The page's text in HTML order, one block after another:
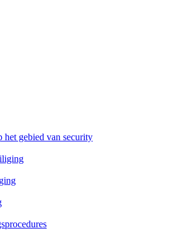
het gebied van security